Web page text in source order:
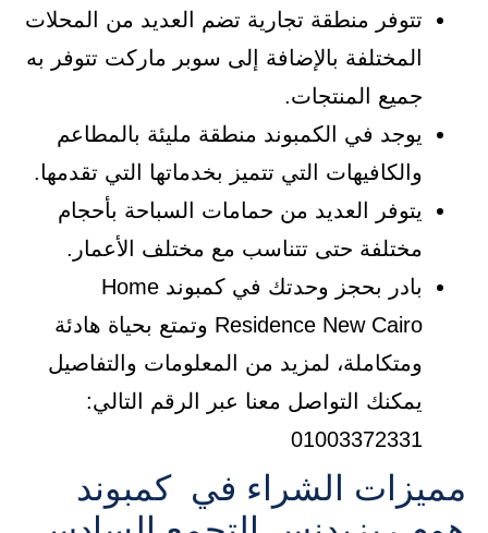
تتوفر منطقة تجارية تضم العديد من المحلات
المختلفة بالإضافة إلى سوبر ماركت تتوفر به
جميع المنتجات.
يوجد في الكمبوند منطقة مليئة بالمطاعم
والكافيهات التي تتميز بخدماتها التي تقدمها.
يتوفر العديد من حمامات السباحة بأحجام
مختلفة حتى تتناسب مع مختلف الأعمار.
بادر بحجز وحدتك في كمبوند Home
Residence New Cairo وتمتع بحياة هادئة
ومتكاملة، لمزيد من المعلومات والتفاصيل
يمكنك التواصل معنا عبر الرقم التالي:
01003372331
مميزات الشراء في كمبوند